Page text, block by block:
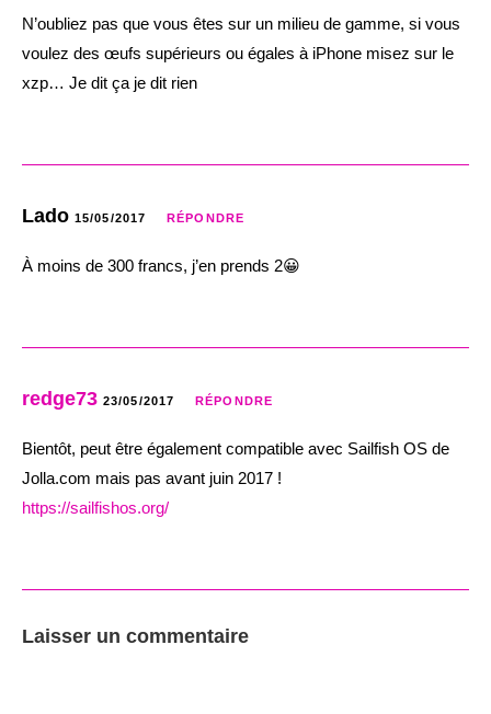
N’oubliez pas que vous êtes sur un milieu de gamme, si vous
voulez des œufs supérieurs ou égales à iPhone misez sur le
xzp… Je dit ça je dit rien
Lado 15/05/2017 RÉPONDRE
À moins de 300 francs, j’en prends 2😀
redge73 23/05/2017 RÉPONDRE
Bientôt, peut être également compatible avec Sailfish OS de
Jolla.com mais pas avant juin 2017 !
https://sailfishos.org/
Laisser un commentaire